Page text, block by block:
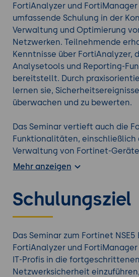
FortiAnalyzer und
umfassende Schulung in der
Verwaltung und Optimierung
Netzwerken. Teilnehmende
Kenntnisse über FortiAnalyzer,
Analysetools und Reporting-
bereitstellt. Durch
lernen sie,
überwachen und zu bewerten.
Das Seminar vertieft auch die
Funktionalitäten,
Verwaltung von Fortinet-
Die Teilnehmenden werden
nutzen. Das Bundle legt einen
praxisnahe Übungen und
realen Szenarien anzuwenden.
Entdecken Sie auch unsere
Trainings.
Mehr anzeigen
Schulungsziel
Das Seminar zum Fortinet NSE5
FortiAnalyzer und
IT-Profis in die
Netzwerksicherheit